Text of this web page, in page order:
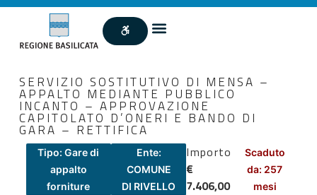
SERVIZIO SOSTITUTIVO DI MENSA –
APPALTO MEDIANTE PUBBLICO
INCANTO – APPROVAZIONE
CAPITOLATO D’ONERI E BANDO DI
GARA – RETTIFICA
Tipo: Gare di
appalto
forniture
Ente:
COMUNE
DI RIVELLO
Importo
€
7.406,00
Scaduto
da: 257
mesi